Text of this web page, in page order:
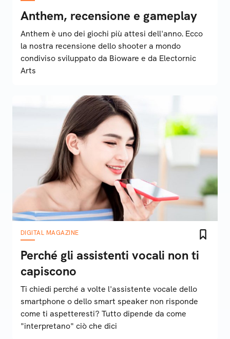
Anthem, recensione e gameplay
Anthem è uno dei giochi più attesi dell'anno. Ecco
la nostra recensione dello shooter a mondo
condiviso sviluppato da Bioware e da Electornic
Arts
DIGITAL MAGAZINE
Perché gli assistenti vocali non ti
capiscono
Ti chiedi perché a volte l'assistente vocale dello
smartphone o dello smart speaker non risponde
come ti aspetteresti? Tutto dipende da come
"interpretano" ciò che dici